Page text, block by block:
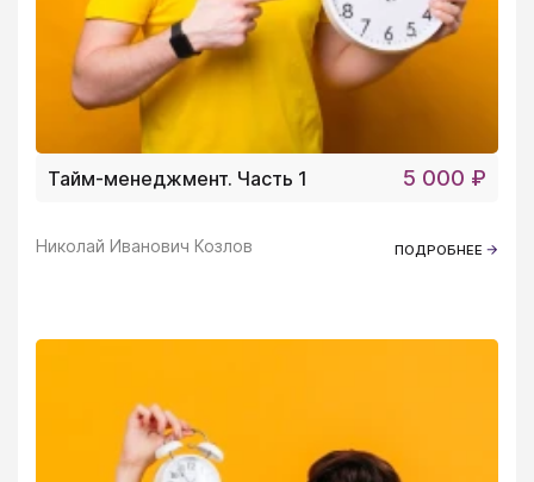
Тайм-менеджмент. Часть 1 5 000 ₽
Николай Иванович Козлов ПОДРОБНЕЕ